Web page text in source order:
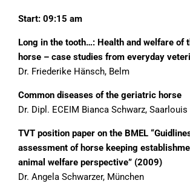
Start: 09:15 am
Long in the tooth…: Health and welfare of
horse – case studies from everyday
Dr. Friederike Hänsch, Belm
Common diseases of the geriatric horse
Dr. Dipl. ECEIM Bianca Schwarz, Saarlouis
TVT position paper on the BMEL
assessment of horse keeping
animal welfare perspective” (2009)
Dr. Angela Schwarzer, München